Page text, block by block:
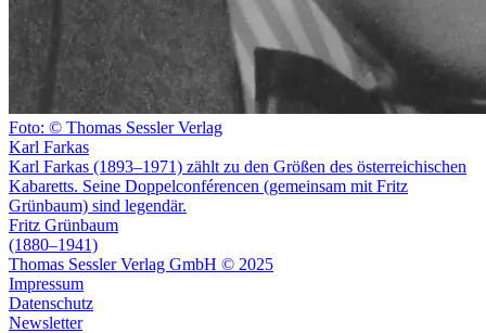
Foto: © Thomas Sessler Verlag
Karl Farkas
Karl Farkas (1893–1971) zählt zu den Größen des österreichischen
Kabaretts. Seine Doppelconférencen (gemeinsam mit Fritz
Grünbaum) sind legendär.
Fritz Grünbaum
(1880–1941)
Thomas Sessler Verlag GmbH © 2025
Impressum
Datenschutz
Newsletter